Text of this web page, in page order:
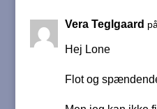
Vera Teglgaard
Hej Lone
Flot og